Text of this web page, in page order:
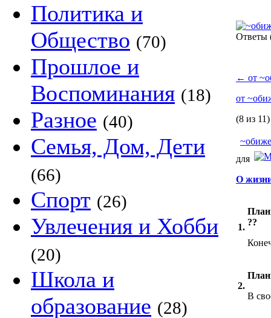
Политика и
Общество (70)
Прошлое и
Воспоминания (18)
Разное (40)
Семья, Дом, Дети
(66)
Спорт (26)
Увлечения и Хобби
(20)
Школа и
образование (28)
Ответы
← от
от
(8 из 11)
для
О
1. ??
2.
В